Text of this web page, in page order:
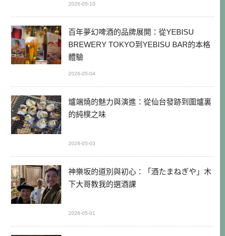
2026-05-10
百年夢幻啤酒的品牌展開：從YEBISU
BREWERY TOKYO到YEBISU BAR的本格
體驗
2026-05-04
爐端燒的魅力與演進：從仙台發跡到圍爐裏
的純樸之味
2026-05-03
神樂坂的道別與初心：「酒たまねぎや」木
下大哥教我的選酒課
2026-05-01